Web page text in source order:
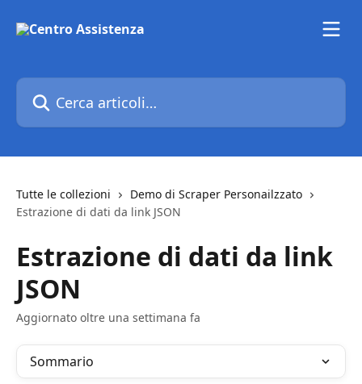
Cerca articoli…
Tutte le collezioni
Demo di Scraper Personailzzato
Estrazione di dati da link JSON
Estrazione di dati da link
JSON
Aggiornato oltre una settimana fa
Sommario